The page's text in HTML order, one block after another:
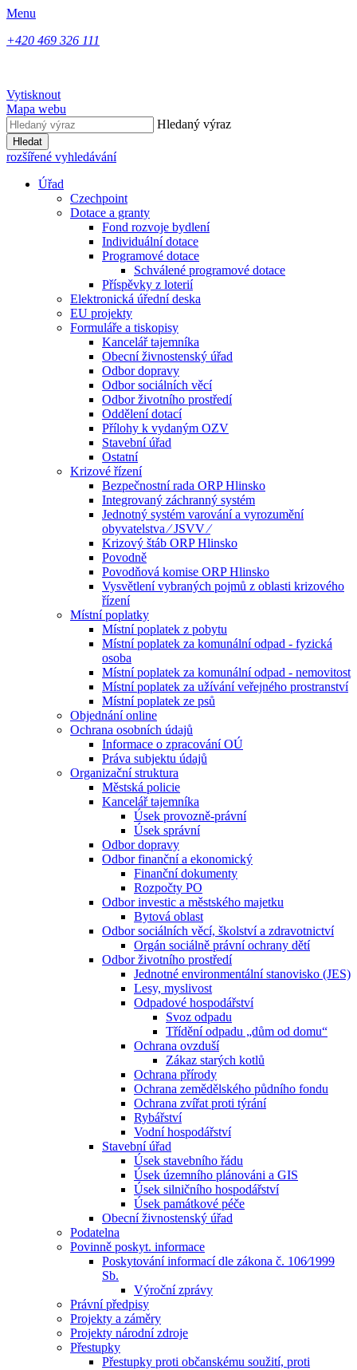
Menu
+420 469 326 111
Vytisknout
Mapa webu
Hledaný výraz
Hledat
rozšířené vyhledávání
Úřad
Czechpoint
Dotace a granty
Fond rozvoje bydlení
Individuální dotace
Programové dotace
Schválené programové dotace
Příspěvky z loterií
Elektronická úřední deska
EU projekty
Formuláře a tiskopisy
Kancelář tajemníka
Obecní živnostenský úřad
Odbor dopravy
Odbor sociálních věcí
Odbor životního prostředí
Oddělení dotací
Přílohy k vydaným OZV
Stavební úřad
Ostatní
Krizové řízení
Bezpečnostní rada ORP Hlinsko
Integrovaný záchranný systém
Jednotný systém varování a vyrozumění
obyvatelstva ⁄ JSVV ⁄
Krizový štáb ORP Hlinsko
Povodně
Povodňová komise ORP Hlinsko
Vysvětlení vybraných pojmů z oblasti krizového
řízení
Místní poplatky
Místní poplatek z pobytu
Místní poplatek za komunální odpad - fyzická
osoba
Místní poplatek za komunální odpad - nemovitost
Místní poplatek za užívání veřejného prostranství
Místní poplatek ze psů
Objednání online
Ochrana osobních údajů
Informace o zpracování OÚ
Práva subjektu údajů
Organizační struktura
Městská policie
Kancelář tajemníka
Úsek provozně-právní
Úsek správní
Odbor dopravy
Odbor finanční a ekonomický
Finanční dokumenty
Rozpočty PO
Odbor investic a městského majetku
Bytová oblast
Odbor sociálních věcí, školství a zdravotnictví
Orgán sociálně právní ochrany dětí
Odbor životního prostředí
Jednotné environmentální stanovisko (JES)
Lesy, myslivost
Odpadové hospodářství
Svoz odpadu
Třídění odpadu „dům od domu“
Ochrana ovzduší
Zákaz starých kotlů
Ochrana přírody
Ochrana zemědělského půdního fondu
Ochrana zvířat proti týrání
Rybářství
Vodní hospodářství
Stavební úřad
Úsek stavebního řádu
Úsek územního plánováni a GIS
Úsek silničního hospodářství
Úsek památkové péče
Obecní živnostenský úřad
Podatelna
Povinně poskyt. informace
Poskytování informací dle zákona č. 106⁄1999
Sb.
Výroční zprávy
Právní předpisy
Projekty a záměry
Projekty národní zdroje
Přestupky
Přestupky proti občanskému soužití, proti